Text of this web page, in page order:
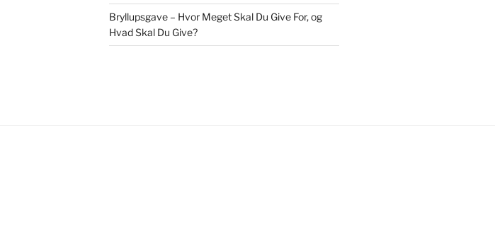
Bryllupsgave – Hvor Meget Skal Du Give For, og
Hvad Skal Du Give?